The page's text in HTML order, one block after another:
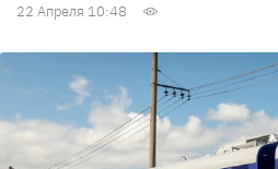
22 Апреля 10:48